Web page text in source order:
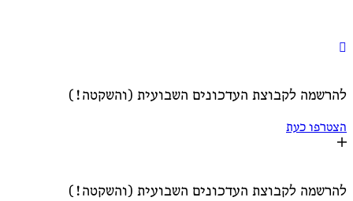
להרשמה לקבוצת העדכונים השבועית (והשקטה!)
הצטרפו כעת
להרשמה לקבוצת העדכונים השבועית (והשקטה!)